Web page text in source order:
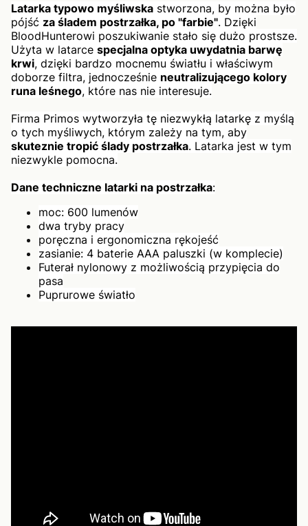
Latarka typowo myśliwska stworzona, by można było
pójść za śladem postrzałka, po "farbie". Dzięki
BloodHunterowi poszukiwanie stało się dużo prostsze.
Użyta w latarce specjalna optyka uwydatnia barwę
krwi, dzięki bardzo mocnemu światłu i właściwym
doborze filtra, jednocześnie neutralizującego kolory
runa leśnego, które nas nie interesuje.
Firma Primos wytworzyła tę niezwykłą latarkę z myślą
o tych myśliwych, którym zależy na tym, aby
skuteznie tropić ślady postrzałka. Latarka jest w tym
niezwykle pomocna.
Dane techniczne latarki na postrzałka:
moc: 600 lumenów
dwa tryby pracy
poręczna i ergonomiczna rękojeść
zasianie: 4 baterie AAA paluszki (w komplecie)
Futerał nylonowy z możliwością przypięcia do
pasa
Puprurowe światło